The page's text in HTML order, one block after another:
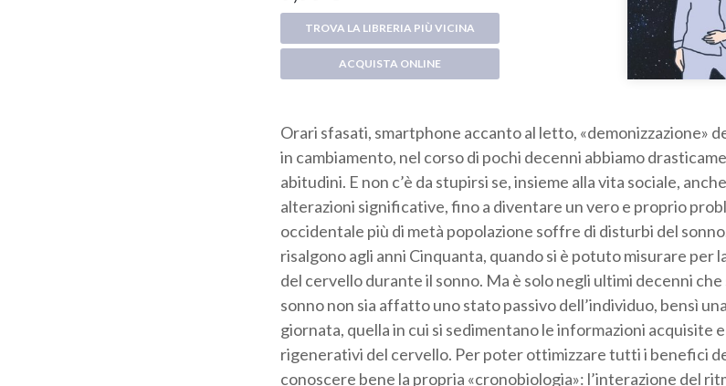
TROVA LA LIBRERIA PIÙ VICINA
ACQUISTA ONLINE
Orari sfasati, smartphone accanto al letto, «demonizzazione»
in cambiamento, nel corso di pochi decenni abbiamo
abitudini. E non c’è da stupirsi se, insieme alla vita sociale,
alterazioni significative, fino a diventare un vero e proprio
occidentale più di metà popolazione soffre di disturbi del
risalgono agli anni Cinquanta, quando si è potuto misurare per
del cervello durante il sonno. Ma è solo negli ultimi decenni che
sonno non sia affatto uno stato passivo dell’individuo, bensì
giornata, quella in cui si sedimentano le informazioni acquisite
rigenerativi del cervello. Per poter ottimizzare tutti i benefici
conoscere bene la propria «cronobiologia»: l’interazione del